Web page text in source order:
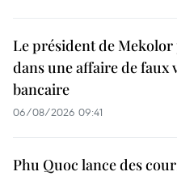
Le président de
dans une affaire de faux
bancaire
06/08/2026 09:41
Phu Quoc lance des